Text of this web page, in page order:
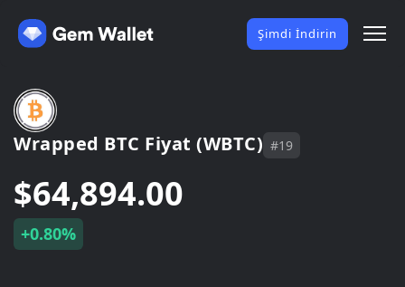
Şimdi İndirin
Wrapped BTC Fiyat (WBTC) #19
$64,894.00
+0.80%